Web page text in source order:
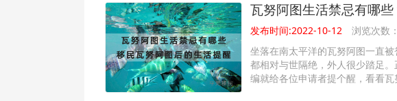
瓦努阿图生活禁忌有哪
发布时间:2022-10-12
浏览次数
坐落在南太平洋的瓦努阿图一直
都相对与世隔绝，外人很少踏足
编就给各位申请者提个醒，看看